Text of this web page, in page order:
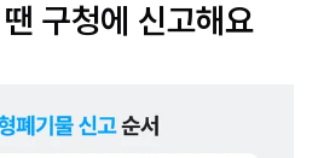
구청에 신고해요